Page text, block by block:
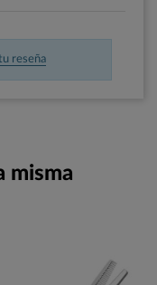
reseña
misma